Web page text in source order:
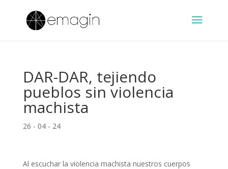
DAR-DAR, tejiendo
pueblos sin violencia
machista
26 - 04 - 24
Al escuchar la violencia machista nuestros cuerpos